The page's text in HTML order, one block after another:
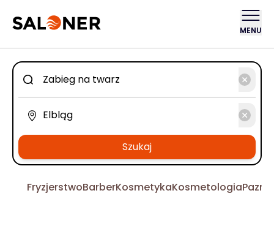
MENU
Szukaj
FryzjerstwoBarberKosmetykaKosmetologia